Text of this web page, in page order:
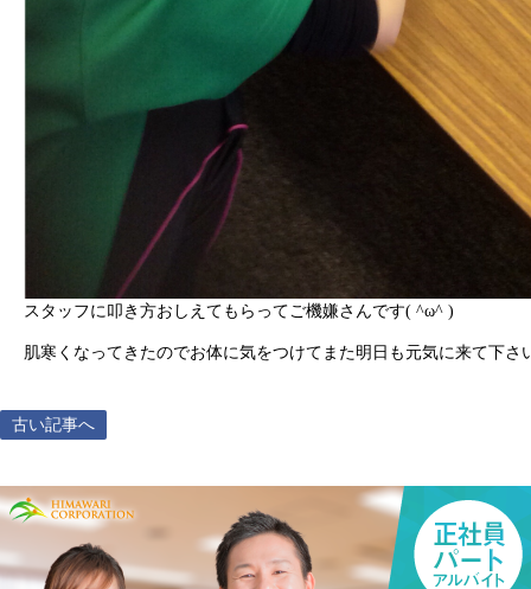
スタッフに叩き方おしえてもらってご機嫌さんです( ^ω^ )
肌寒くなってきたのでお体に気をつけてまた明日も元気に来て下さ
古い記事へ